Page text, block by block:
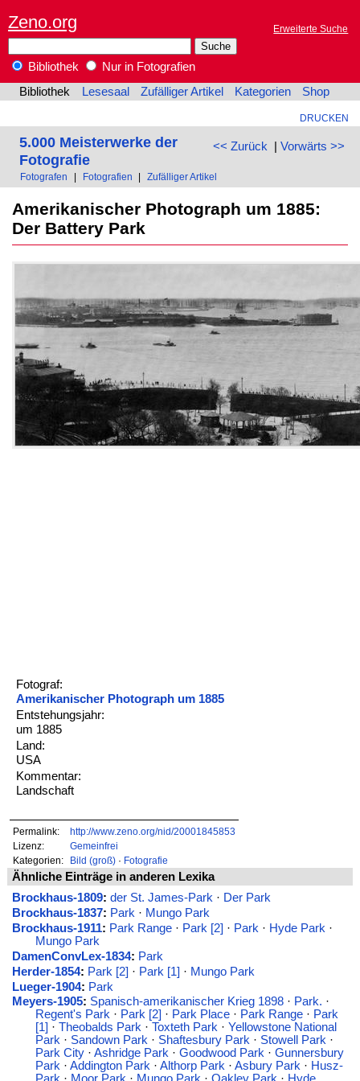
Zeno.org Erweiterte Suche
Bibliothek
Nur in Fotografien
Bibliothek
Lesesaal Zufälliger Artikel Kategorien Shop
DRUCKEN
<< Zurück | Vorwärts >>
5.000 Meisterwerke der
Fotografie
Fotografen Fotografien Zufälliger Artikel
Amerikanischer Photograph um 1885:
Der Battery Park
Fotograf:
Amerikanischer Photograph um 1885
Entstehungsjahr:
um 1885
Land:
USA
Kommentar:
Landschaft
Permalink:
http://www.zeno.org/nid/20001845853
Lizenz:
Gemeinfrei
Kategorien:
Bild (groß)· Fotografie
Ähnliche Einträge in anderen Lexika
Brockhaus-1809: der St. James-Park · Der Park
Brockhaus-1837: Park · Mungo Park
Brockhaus-1911: Park Range· Park [2] · Park · Hyde Park ·
Mungo Park
DamenConvLex-1834: Park
Herder-1854: Park [2] · Park [1] · Mungo Park
Lueger-1904: Park
Meyers-1905: Spanisch-amerikanischer Krieg 1898· Park. ·
Regent's Park· Park [2] · Park Place· Park Range· Park
[1] · Theobalds Park· Toxteth Park· Yellowstone National
Park· Sandown Park· Shaftesbury Park· Stowell Park·
Park City· Ashridge Park· Goodwood Park· Gunnersbury
Park· Addington Park· Althorp Park· Asbury Park· Husz-